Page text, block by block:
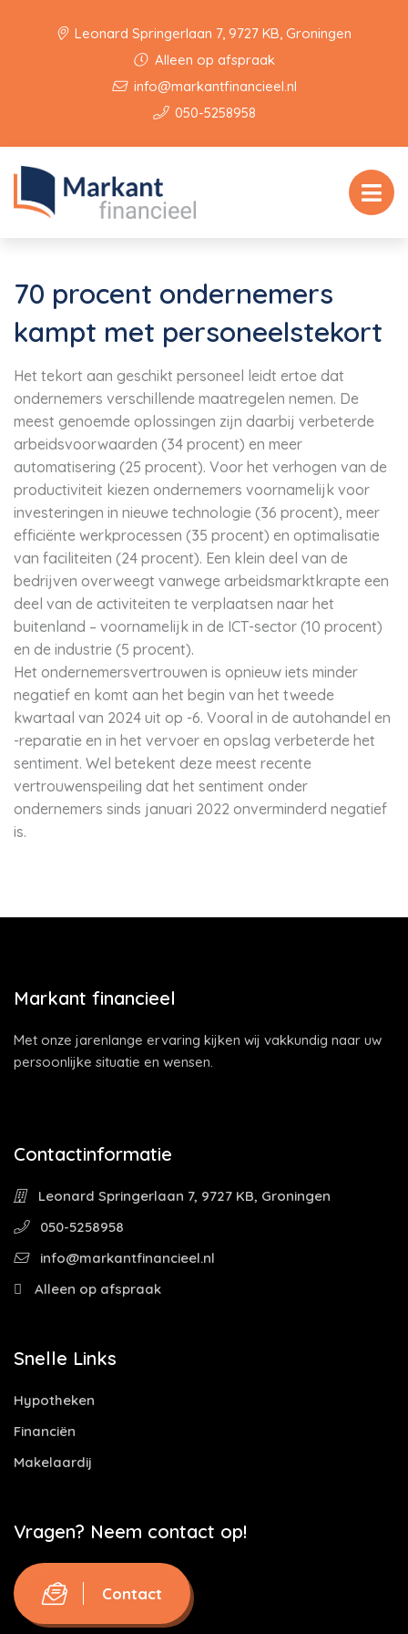
Leonard Springerlaan 7, 9727 KB, Groningen
Alleen op afspraak
info@markantfinancieel.nl
050-5258958
70 procent ondernemers
kampt met personeelstekort
Het tekort aan geschikt personeel leidt ertoe dat
ondernemers verschillende maatregelen nemen. De
meest genoemde oplossingen zijn daarbij verbeterde
arbeidsvoorwaarden (34 procent) en meer
automatisering (25 procent). Voor het verhogen van de
productiviteit kiezen ondernemers voornamelijk voor
investeringen in nieuwe technologie (36 procent), meer
efficiënte werkprocessen (35 procent) en optimalisatie
van faciliteiten (24 procent). Een klein deel van de
bedrijven overweegt vanwege arbeidsmarktkrapte een
deel van de activiteiten te verplaatsen naar het
buitenland – voornamelijk in de ICT-sector (10 procent)
en de industrie (5 procent).
Het ondernemersvertrouwen is opnieuw iets minder
negatief en komt aan het begin van het tweede
kwartaal van 2024 uit op -6. Vooral in de autohandel en
-reparatie en in het vervoer en opslag verbeterde het
sentiment. Wel betekent deze meest recente
vertrouwenspeiling dat het sentiment onder
ondernemers sinds januari 2022 onverminderd negatief
is.
Markant financieel
Met onze jarenlange ervaring kijken wij vakkundig naar uw
persoonlijke situatie en wensen.
Contactinformatie
Leonard Springerlaan 7, 9727 KB, Groningen
050-5258958
info@markantfinancieel.nl
Alleen op afspraak
Snelle Links
Hypotheken
Financiën
Makelaardij
Vragen? Neem contact op!
Contact